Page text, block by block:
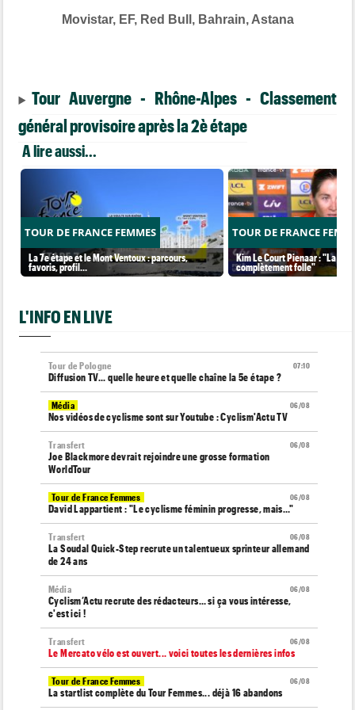
Movistar, EF, Red Bull, Bahrain, Astana
Tour Auvergne - Rhône-Alpes - Classement
général provisoire après la 2è étape
A lire aussi...
TOUR DE FRANCE FEMMES
La 7e étape et le Mont Ventoux : parcours,
favoris, profil…
TOUR DE FRANCE
Kim Le Court Pienaar : "La
complètement folle"
L'INFO EN LIVE
07:10
Tour de Pologne
Diffusion TV... quelle heure et quelle chaîne la 5e étape ?
06/08
Média
Nos vidéos de cyclisme sont sur Youtube : Cyclism'Actu TV
06/08
Transfert
Joe Blackmore devrait rejoindre une grosse formation
WorldTour
06/08
Tour de France Femmes
David Lappartient : "Le cyclisme féminin progresse, mais…"
06/08
Transfert
La Soudal Quick-Step recrute un talentueux sprinteur allemand
de 24 ans
06/08
Média
Cyclism’Actu recrute des rédacteurs… si ça vous intéresse,
c'est ici !
06/08
Transfert
Le Mercato vélo est ouvert... voici toutes les dernières infos
06/08
Tour de France Femmes
La startlist complète du Tour Femmes... déjà 16 abandons